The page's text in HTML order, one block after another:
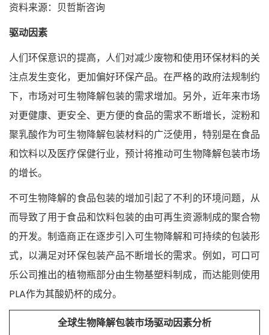
资料来源：贝哲斯咨询
驱动因素
人们环保意识的提高，人们对减少废物和使用环保材料的关
注点发生变化，更加偏好环保产品。在严格的政府法规制约
下，市场对可生物降解包装的需求增加。另外，近年来市场
对更健康、更安全、更方便的食品的需求不断增长，淀粉和
聚乳酸作为可生物降解包装材料的广泛使用，特别是在食品
和饮料以及医疗保健行业，预计将推动可生物降解包装市场
的增长。
不可生物降解的食品包装的增加引起了不利的环境问题，从
而导致了用于食品和饮料包装的由可再生资源制成的聚合物
的开发。制造商正在逐步引入可生物降解和可持续的包装形
式，以满足对环保包装产品不断增长的需求。例如，可口可
乐公司推出的植物瓶部分由生物基塑料制成，而达能则使用
PLA作为其酸奶杯的成分。
全球生物降解包装市场驱动因素分析